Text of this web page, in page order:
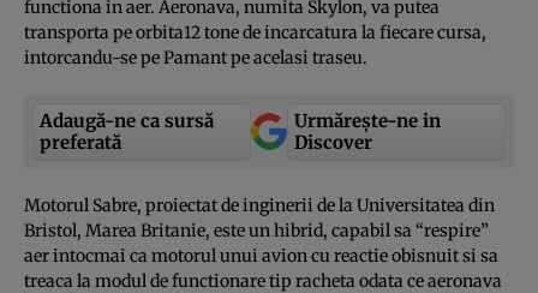
functiona in aer. Aeronava, numita Skylon, va putea
transporta pe orbita12 tone de incarcatura la fiecare cursa,
intorcandu-se pe Pamant pe acelasi traseu.
Adaugă-ne ca sursă
preferată
Urmărește-ne in
Discover
Motorul Sabre, proiectat de inginerii de la Universitatea din
Bristol, Marea Britanie, este un hibrid, capabil sa “respire”
aer intocmai ca motorul unui avion cu reactie obisnuit si sa
treaca la modul de functionare tip racheta odata ce aeronava